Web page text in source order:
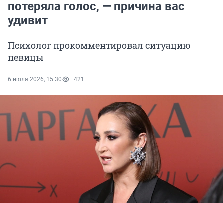
потеряла голос, — причина вас
удивит
Психолог прокомментировал ситуацию
певицы
6 июля 2026, 15:30 421